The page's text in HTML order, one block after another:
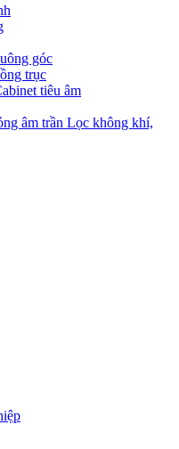
góc
trục
tiêu âm
âm trần Lọc không khí,